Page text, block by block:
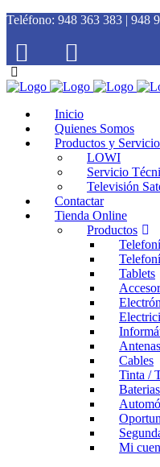
Teléfono: 948 363 383 | 948
Inicio
Quienes Somos
Productos y
LOWI
Servicio
Televisión
Contactar
Tienda Online
Productos
Tablets
Cables
Tinta /
Mi